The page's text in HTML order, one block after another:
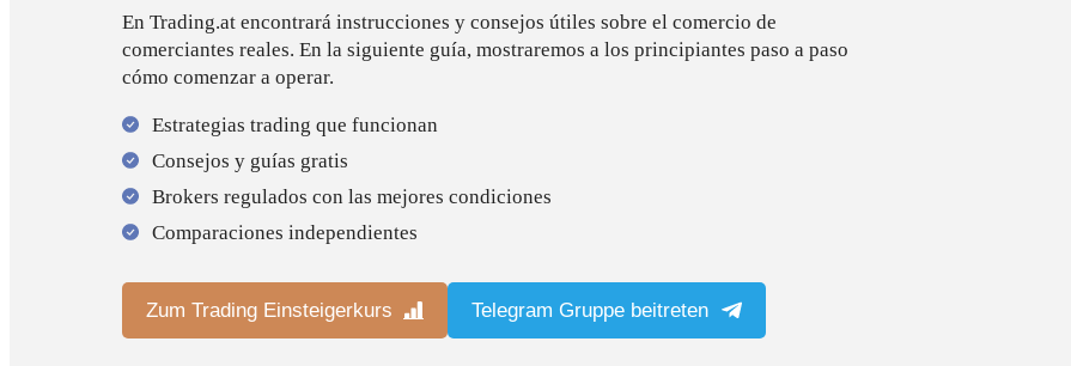
En Trading.at encontrará instrucciones y consejos útiles sobre el comercio de
comerciantes reales. En la siguiente guía, mostraremos a los principiantes paso a paso
cómo comenzar a operar.
Estrategias trading que funcionan
Consejos y guías gratis
Brokers regulados con las mejores condiciones
Comparaciones independientes
Zum Trading Einsteigerkurs Telegram Gruppe beitreten